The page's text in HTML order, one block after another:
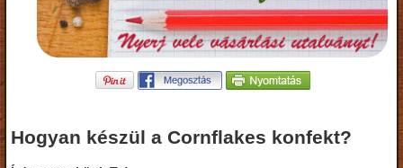
Hogyan készül a Cornflakes konfekt?